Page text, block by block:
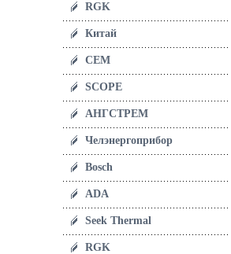
RGK
Китай
CEM
SCOPE
АНГСТРЕМ
Челэнергоприбор
Bosch
ADA
Seek Thermal
RGK